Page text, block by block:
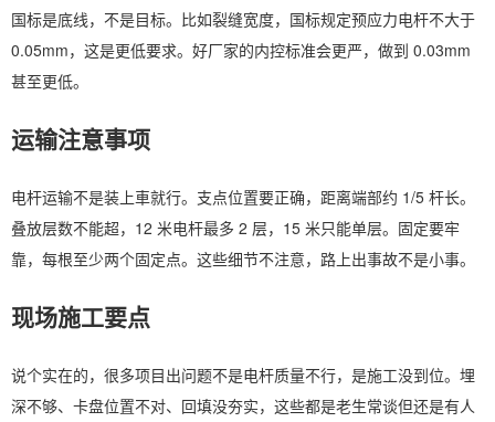
国标是底线，不是目标。比如裂缝宽度，国标规定预应力电杆不大于
0.05mm，这是更低要求。好厂家的内控标准会更严，做到 0.03mm
甚至更低。
运输注意事项
电杆运输不是装上車就行。支点位置要正确，距离端部约 1/5 杆长。
叠放层数不能超，12 米电杆最多 2 层，15 米只能单层。固定要牢
靠，每根至少两个固定点。这些细节不注意，路上出事故不是小事。
现场施工要点
说个实在的，很多项目出问题不是电杆质量不行，是施工没到位。埋
深不够、卡盘位置不对、回填没夯实，这些都是老生常谈但还是有人